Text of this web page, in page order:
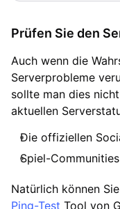
Prüfen Sie den
Auch wenn die
Serverprobleme
sollte man dies
aktuellen
Die offiziellen
Spiel-
Natürlich können
Ping-Test Tool von